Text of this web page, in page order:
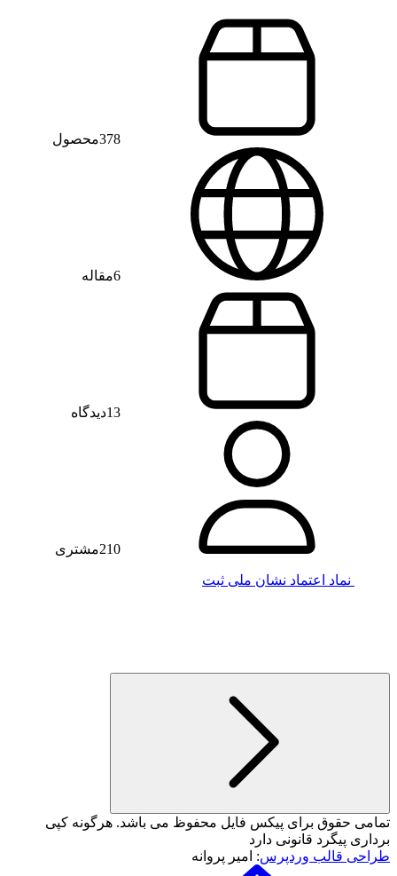
378محصول
6مقاله
13دیدگاه
210مشتری
نماد اعتماد نشان ملی ثبت
تمامی حقوق برای پیکس فایل محفوظ می باشد. هرگونه کپی
برداری پیگرد قانونی دارد
طراحی قالب وردپرس: امیر پروانه